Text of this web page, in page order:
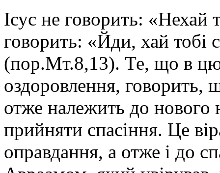
Ісус не говорить: «Нехай
говорить: «Йди, хай тобі
(пор.Мт.8,13). Те, що в цю
оздоровлення,
отже належить до
прийняти спасіння. Це
оправдання, а отже і до